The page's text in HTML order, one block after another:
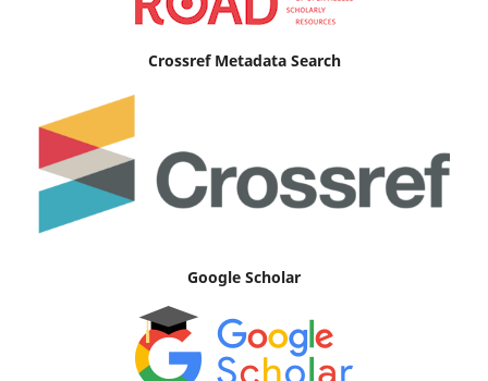
Crossref Metadata Search
Google Scholar